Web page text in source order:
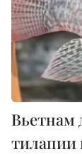
Вьетнам
тилапии